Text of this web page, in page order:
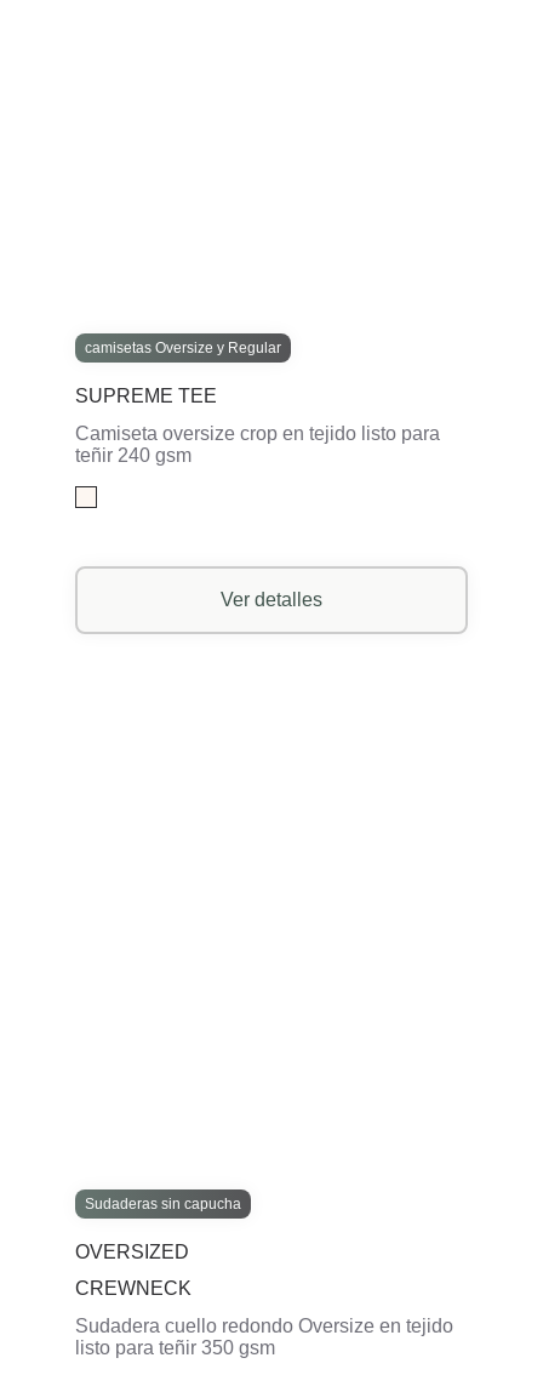
camisetas Oversize y Regular
SUPREME TEE
Camiseta oversize crop en tejido listo para
teñir 240 gsm
Ver detalles
Sudaderas sin capucha
OVERSIZED
CREWNECK
Sudadera cuello redondo Oversize en tejido
listo para teñir 350 gsm